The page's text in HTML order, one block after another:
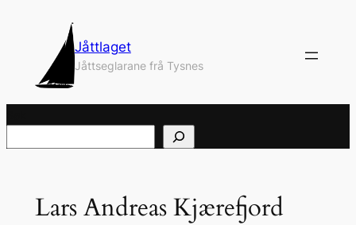
Jåttlaget
Jåttseglarane frå Tysnes
Lars Andreas Kjærefjord